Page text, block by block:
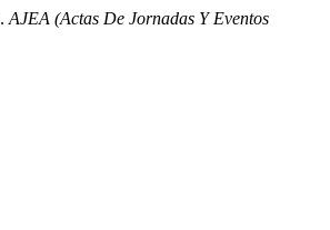
AJEA (Actas De Jornadas Y Eventos